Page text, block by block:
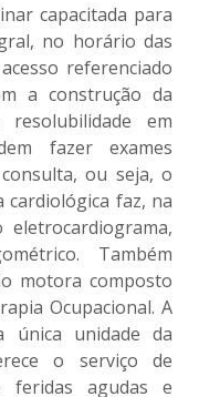
capacitada para
no horário das
referenciado
a construção da
em
fazer exames
ou seja, o
faz, na
Também
motora composto
Ocupacional. A
única unidade da
o serviço de
feridas agudas e